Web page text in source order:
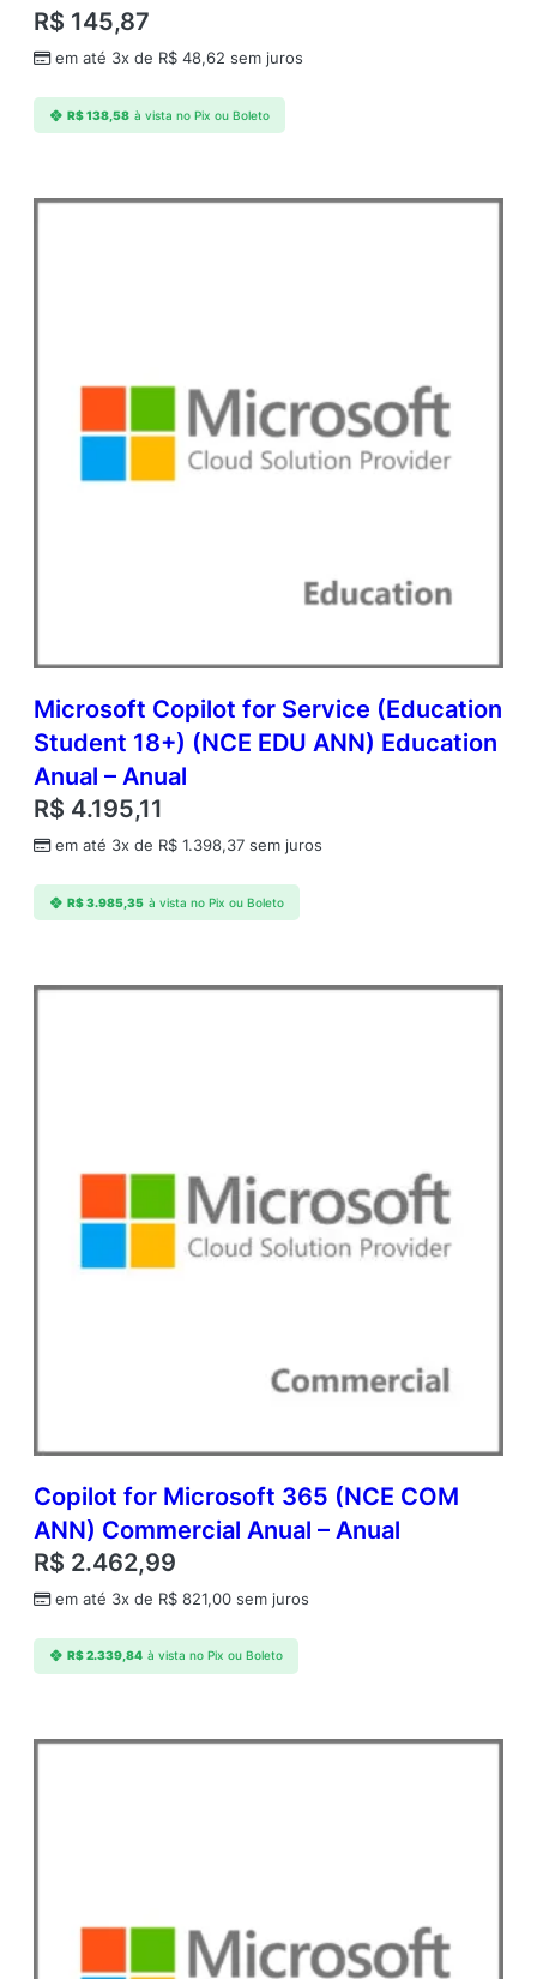
R$ 145,87
em até 3x de R$ 48,62 sem juros
R$138,58 à vista no Pix ou Boleto
Microsoft Copilot for Service (Education
Student 18+) (NCE EDU ANN) Education
Anual – Anual
R$ 4.195,11
em até 3x de R$ 1.398,37 sem juros
R$3.985,35 à vista no Pix ou Boleto
Copilot for Microsoft 365 (NCE COM
ANN) Commercial Anual – Anual
R$ 2.462,99
em até 3x de R$ 821,00 sem juros
R$2.339,84 à vista no Pix ou Boleto